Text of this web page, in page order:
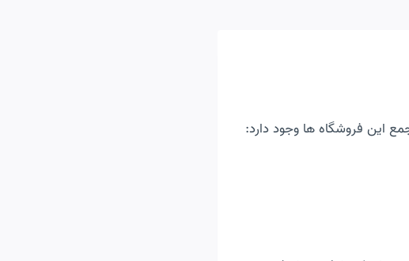
این فروشگاه ها وجود دارد: